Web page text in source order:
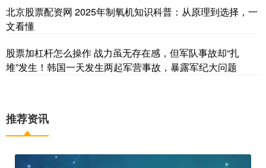
北京股票配资网 2025年制氧机知识科普：从原理到选择，一
文看懂
股票加杠杆怎么操作 战力虽无存在感，但军队事故却“扎
堆”发生！韩国一天发生两起军营事故，暴露军纪大问题
推荐资讯